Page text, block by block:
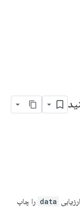
data را چاپ